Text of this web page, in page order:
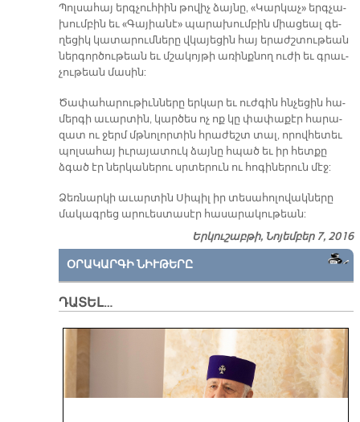
Պոլ­սա­հայ երգ­չու­հիին թո­վիչ ձայ­նը, «Կար­կաչ» երգ­չա­
խում­բին եւ «Գա­յիա­նէ» պա­րա­խում­բին միա­ցեալ գե­
ղե­ցիկ կա­տա­րում­նե­րը վկա­յե­ցին հայ ե­րաժշ­տու­թեան
ներ­գոր­ծու­թեան եւ մշա­կոյ­թի ա­ռինք­նող ու­ժի եւ գրաւ­
չու­թեան մա­սին:
Ծա­փա­հա­րու­թիւն­նե­րը եր­կար եւ ուժ­գին հնչե­ցին հա­
մեր­գի ա­ւար­տին, կար­ծես ոչ ոք կը փա­փա­քէր հա­րա­
զատ ու ջերմ մթնո­լոր­տին հրա­ժեշտ տալ, ո­րով­հե­տեւ
պոլ­սա­հայ իւ­րա­յա­տուկ ձայ­նը հպած եւ իր հետ­քը
ձգած էր ներ­կա­նե­րու սրտե­րուն ու հո­գի­նե­րուն մէջ:
Ձեռ­նար­կի ա­ւար­տին Սի­պիլ իր տե­սա­հո­լո­վակ­նե­րը
մա­կագ­րեց ա­րուես­տա­սէր հասարակութեան:
Երկուշաբթի, Նոյեմբեր 7, 2016
ՕՐԱԿԱՐԳԻ ՆԻՒԹԵՐԸ
ԴԱՏԵԼ…